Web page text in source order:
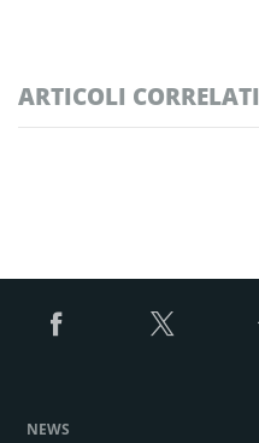
ARTICOLI CORRELATI
NEWS